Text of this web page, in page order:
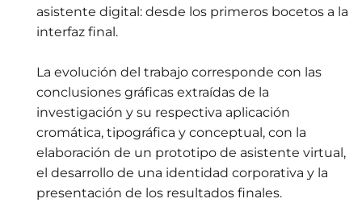
asistente digital: desde los primeros bocetos a la
interfaz final.
La evolución del trabajo corresponde con las
conclusiones gráficas extraídas de la
investigación y su respectiva aplicación
cromática, tipográfica y conceptual, con la
elaboración de un prototipo de asistente virtual,
el desarrollo de una identidad corporativa y la
presentación de los resultados finales.